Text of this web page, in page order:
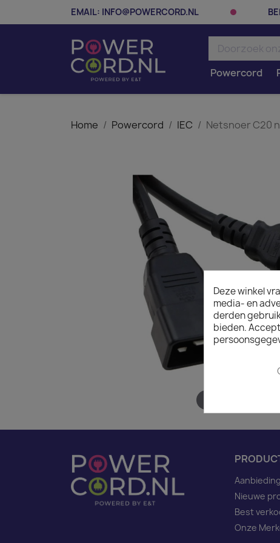
EMAIL: INFO@POWERCORD.NL
Powercord
Home Powercord IEC Netsnoer C20
Nieuwe
Best
Onze
Deze winkel
media- en
derden
bieden.